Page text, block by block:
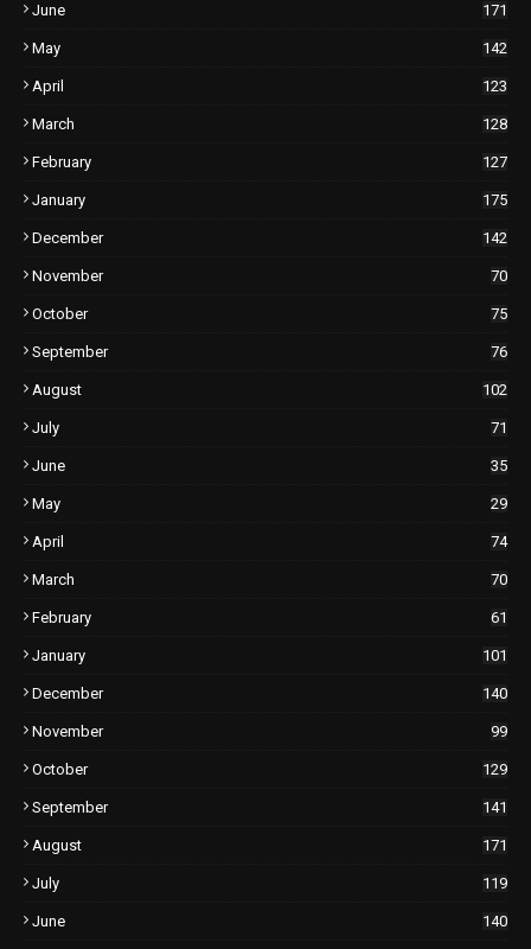
June 171
May 142
April 123
March 128
February 127
January 175
December 142
November 70
October 75
September 76
August 102
July 71
June 35
May 29
April 74
March 70
February 61
January 101
December 140
November 99
October 129
September 141
August 171
July 119
June 140